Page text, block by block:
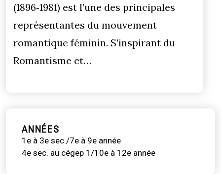
(1896‐1981) est l’une des principales
représentantes du mouvement
romantique féminin. S’inspirant du
Romantisme et…
ANNÉES
1e à 3e sec./7e à 9e année
4e sec. au cégep 1/10e à 12e année